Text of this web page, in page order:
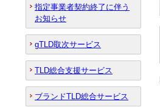
指定事業者契約終了に伴う
お知らせ
gTLD取次サービス
TLD総合支援サービス
ブランドTLD総合サービス